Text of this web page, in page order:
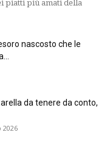
piatti più amati della
nascosto che le
da tenere da conto,
2026